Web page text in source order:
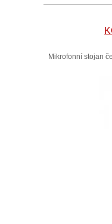
Mikrofonní stojan